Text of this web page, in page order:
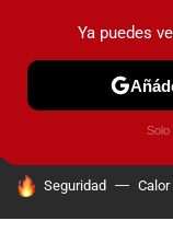
PRUEBAS
HOY SE HABLA DE
Seguridad Calor
Ya puedes
Solo